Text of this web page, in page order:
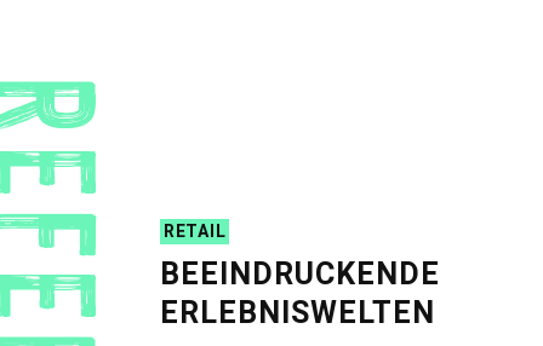
RETAIL
BEEINDRUCKENDE
ERLEBNISWELTEN